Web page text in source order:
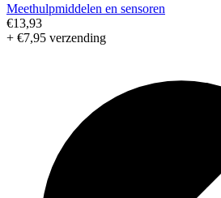
Meethulpmiddelen en sensoren
€13,93
+ €7,95 verzending